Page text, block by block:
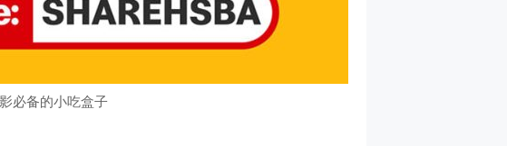
必备的小吃盒子